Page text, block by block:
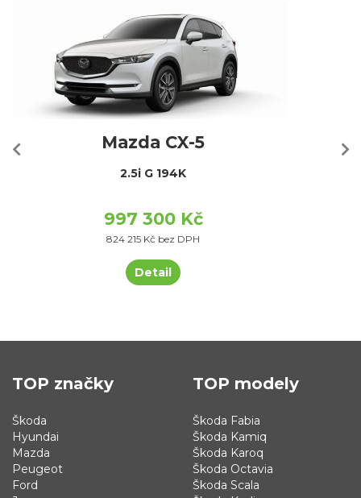
Mazda CX-5
2.5i G 194K
997 300 Kč
824 215 Kč bez DPH
Detail
TOP značky
Škoda
Hyundai
Mazda
Peugeot
Ford
TOP modely
Škoda Fabia
Škoda Kamiq
Škoda Karoq
Škoda Octavia
Škoda Scala